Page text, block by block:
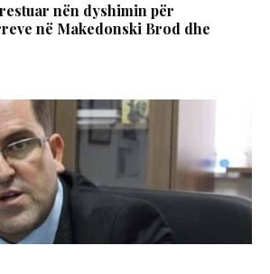
nën dyshimin për
në Makedonski Brod dhe